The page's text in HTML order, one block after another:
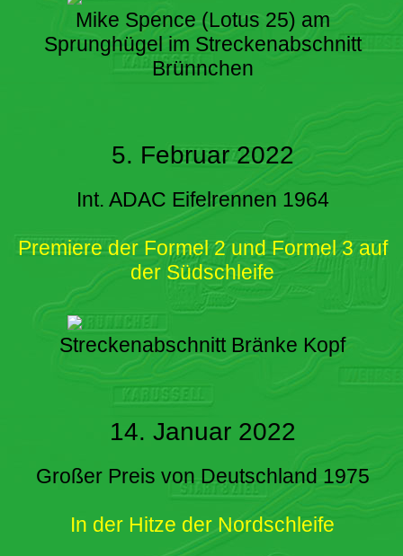
Mike Spence (Lotus 25) am
Sprunghügel im Streckenabschnitt
Brünnchen
5. Februar 2022
Int. ADAC Eifelrennen 1964
Premiere der Formel 2 und Formel 3 auf
der Südschleife
Streckenabschnitt Bränke Kopf
14. Januar 2022
Großer Preis von Deutschland 1975
In der Hitze der Nordschleife